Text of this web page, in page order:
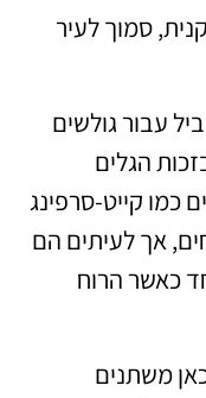
סמוך לעיר
עבור גולשים
הגלים
כמו קייט-סרפינג
אך לעיתים הם
כאשר הרוח
כאן משתנים